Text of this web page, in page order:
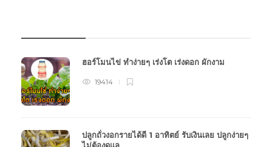
ฮอร์โมนไข่ ทำง่ายๆ เร่งโต เร่งดอก ผักงาม
19414
ปลูกถั่วงอกรายได้ดี 1 อาทิตย์ รับเงินเลย ปลูกง่ายๆ
ไม่ต้องดูแล